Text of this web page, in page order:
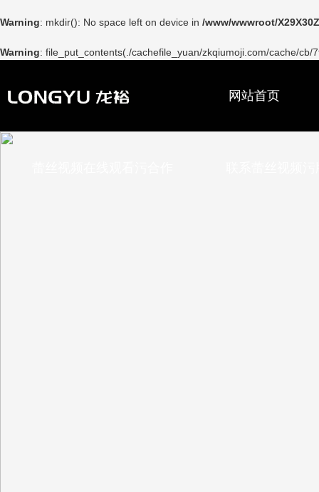
Warning: mkdir(): No space left on device in /www/wwwroot/
Warning: file_put_contents(./cachefile_yuan/zkqiumoji.com/cache/
网站首页